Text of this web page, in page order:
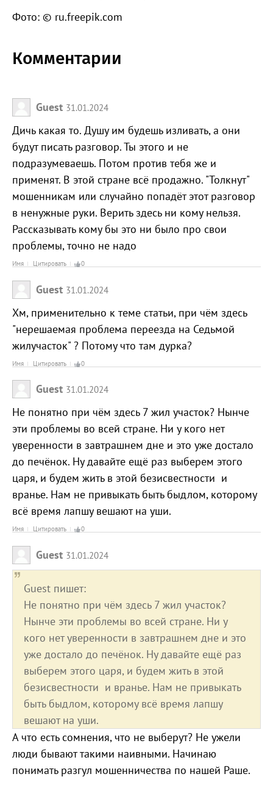
Фото: © ru.freepik.com
Комментарии
Guest 31.01.2024
Дичь какая то. Душу им будешь изливать, а они
будут писать разговор. Ты этого и не
подразумеваешь. Потом против тебя же и
применят. В этой стране всё продажно. "Толкнут"
мошенникам или случайно попадёт этот разговор
в ненужные руки. Верить здесь ни кому нельзя.
Рассказывать кому бы это ни было про свои
проблемы, точно не надо
Имя Цитировать 0
Guest 31.01.2024
Хм, применительно к теме статьи, при чём здесь
"нерешаемая проблема переезда на Седьмой
жилучасток" ? Потому что там дурка?
Имя Цитировать 0
Guest 31.01.2024
Не понятно при чём здесь 7 жил участок? Нынче
эти проблемы во всей стране. Ни у кого нет
уверенности в завтрашнем дне и это уже достало
до печёнок. Ну давайте ещё раз выберем этого
царя, и будем жить в этой безисвестности и
вранье. Нам не привыкать быть быдлом, которому
всё время лапшу вешают на уши.
Имя Цитировать 0
Guest 31.01.2024
Guest пишет:
Не понятно при чём здесь 7 жил участок?
Нынче эти проблемы во всей стране. Ни у
кого нет уверенности в завтрашнем дне и это
уже достало до печёнок. Ну давайте ещё раз
выберем этого царя, и будем жить в этой
безисвестности и вранье. Нам не привыкать
быть быдлом, которому всё время лапшу
вешают на уши.
А что есть сомнения, что не выберут? Не ужели
люди бывают такими наивными. Начинаю
понимать разгул мошенничества по нашей Раше.